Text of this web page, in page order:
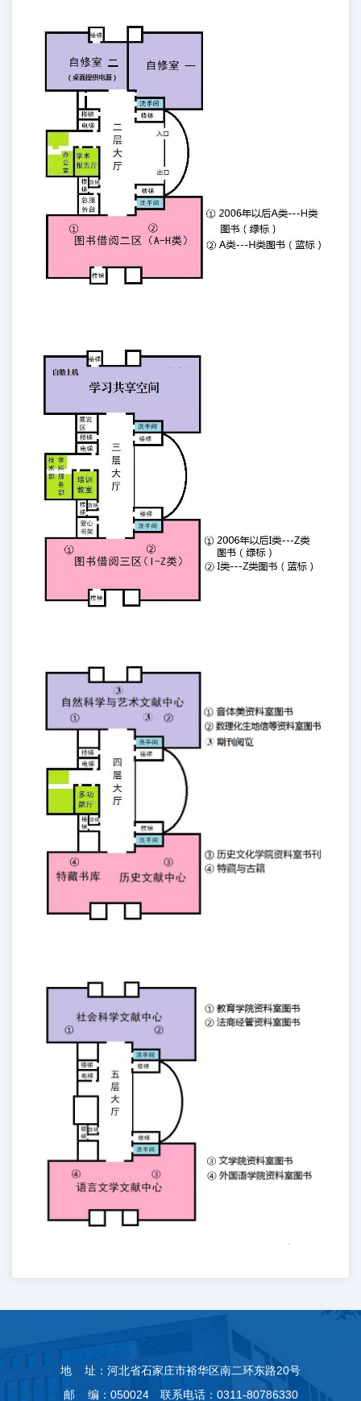
地 址：河北省石家庄市裕华区南二环东路20号
邮 编：050024 联系电话：0311-80786330